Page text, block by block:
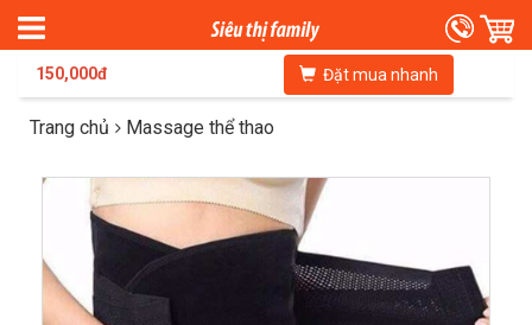
150,000đ Đặt mua nhanh
Trang chủ Massage thể thao